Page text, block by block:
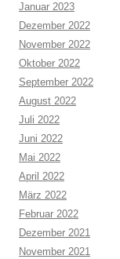
Januar 2023
Dezember 2022
November 2022
Oktober 2022
September 2022
August 2022
Juli 2022
Juni 2022
Mai 2022
April 2022
März 2022
Februar 2022
Dezember 2021
November 2021